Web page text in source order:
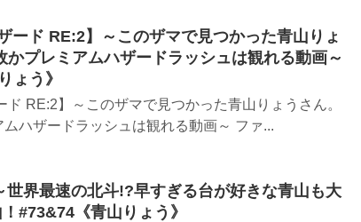
ード RE:2】～このザマで見つかった青山りょ
かプレミアムハザードラッシュは観れる動画～
ょう》
RE:2】～このザマで見つかった青山りょうさん。
ハザードラッシュは観れる動画～ ファ...
世界最速の北斗!?早すぎる台が好きな青山も大
#73&74《青山りょう》